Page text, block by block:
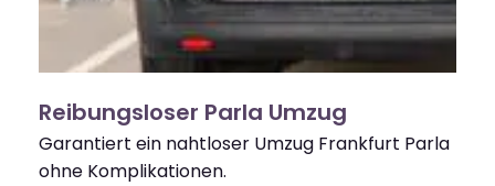
Reibungsloser Parla Umzug
Garantiert ein nahtloser Umzug Frankfurt Parla
ohne Komplikationen.